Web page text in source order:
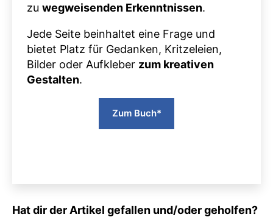
zu wegweisenden Erkenntnissen.
Jede Seite beinhaltet eine Frage und
bietet Platz für Gedanken, Kritzeleien,
Bilder oder Aufkleber zum kreativen
Gestalten.
Zum Buch*
Hat dir der Artikel gefallen und/oder geholfen?